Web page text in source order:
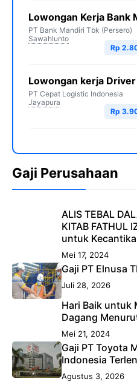
Lowongan Kerja Bank
PT Bank Mandiri Tbk (Persero)
Sawahlunto
Rp
Lowongan kerja
PT Cepat Logistic Indonesia
Jayapura
Rp
Gaji Perusahaan
ALIS TEBAL
KITAB FATHUL
untuk
Mei 17, 2024
Gaji PT Elnusa
Juli 28, 2026
Hari Baik untuk
Dagang
Mei 21, 2024
Gaji PT Toyota
Indonesia
Agustus 3, 2026